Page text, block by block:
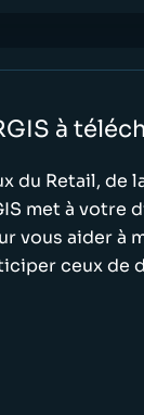
à
du Retail,
met à
vous aider à
ceux de